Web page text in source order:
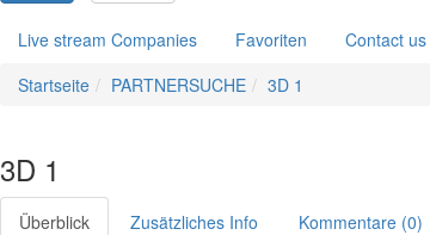
Live stream Companies Favoriten
Contact us
Startseite
PARTNERSUCHE 3D 1
3D 1
Überblick Zusätzliches Info Kommentare (0)